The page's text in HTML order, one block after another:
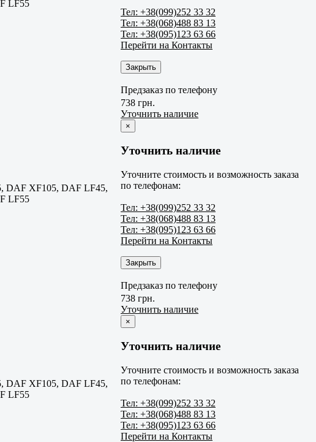
LF55
Тел: +38(099)252 33 32
Тел: +38(068)488 83 13
Тел: +38(095)123 63 66
Перейти на Контакты
Закрыть
Предзаказ по телефону
DAF XF105, DAF LF45,
LF55
738 грн.
Уточнить наличие
×
Уточнить наличие
Уточните стоимость и возможность заказа
по телефонам:
Тел: +38(099)252 33 32
Тел: +38(068)488 83 13
Тел: +38(095)123 63 66
Перейти на Контакты
Закрыть
Предзаказ по телефону
DAF XF105, DAF LF45,
LF55
738 грн.
Уточнить наличие
×
Уточнить наличие
Уточните стоимость и возможность заказа
по телефонам:
Тел: +38(099)252 33 32
Тел: +38(068)488 83 13
Тел: +38(095)123 63 66
Перейти на Контакты